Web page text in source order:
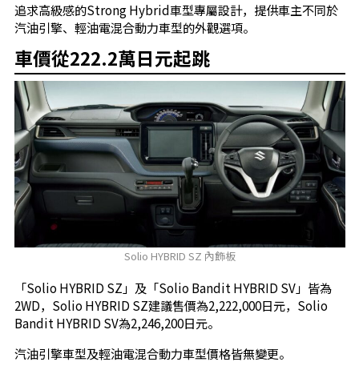
追求高級感的Strong Hybrid車型專屬設計，提供車主不同於
汽油引擎、輕油電混合動力車型的外觀選項。
車價從222.2萬日元起跳
Solio HYBRID SZ 內飾板
「Solio HYBRID SZ」及「Solio Bandit HYBRID SV」皆為
2WD，Solio HYBRID SZ建議售價為2,222,000日元，Solio
Bandit HYBRID SV為2,246,200日元。
汽油引擎車型及輕油電混合動力車型價格皆無變更。